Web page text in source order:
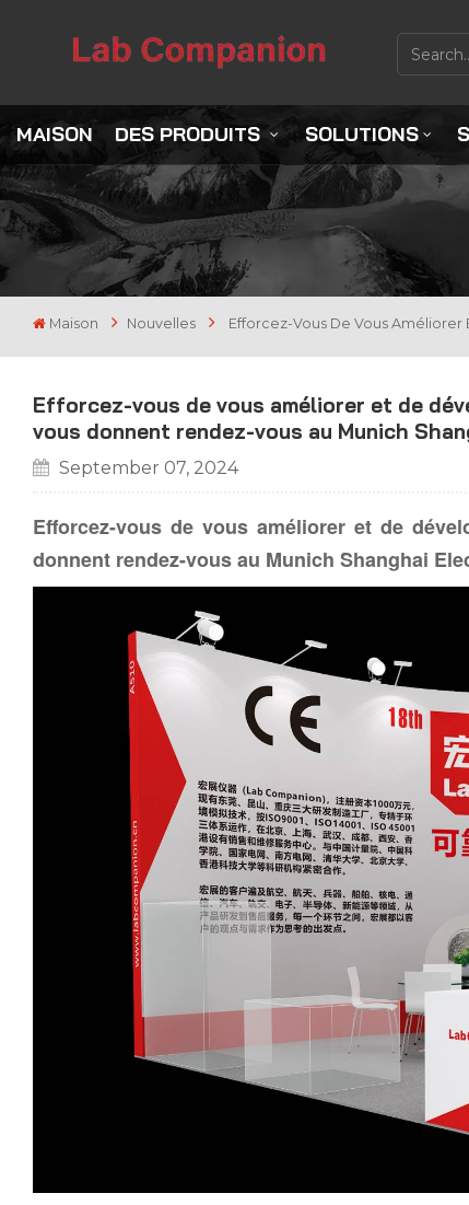
MAISON DES PRODUITS SOLUTIONS
Maison Nouvelles Efforcez-Vous De Vous
Efforcez-vous de vous améliorer et de
vous donnent rendez-vous au Munich
September 07, 2024
Efforcez-vous de vous améliorer et de
donnent rendez-vous au Munich Shanghai